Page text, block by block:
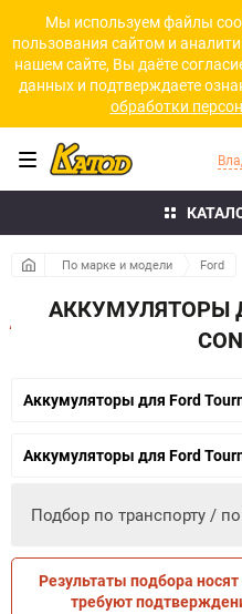
Мы используем файлы
пользования сайтом и
нашем сайте, Вы даёте
данных и подтверждаете
обработки
По марке и модели Ford
АККУМУЛЯТОРЫ
Аккумуляторы для Ford
Аккумуляторы для Ford
Подбор по транспорту /
ПО ТРАНСПОРТУ
Результаты подбора
требуют